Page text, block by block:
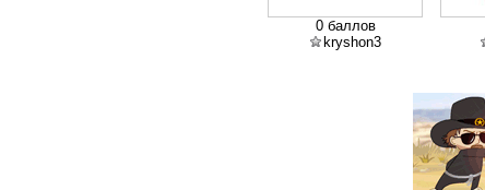
0 баллов
kryshon3